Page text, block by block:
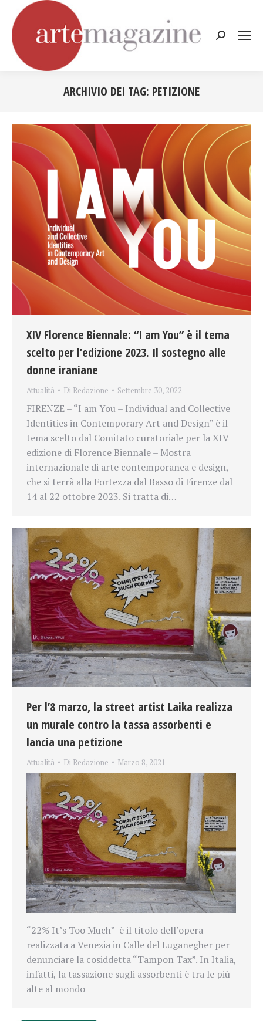
Cerca:
ARCHIVIO DEI TAG: PETIZIONE
XIV Florence Biennale: “I am You” è il tema
scelto per l’edizione 2023. Il sostegno alle
donne iraniane
Attualità Di Redazione Settembre 30, 2022
FIRENZE – “I am You – Individual and Collective
Identities in Contemporary Art and Design” è il
tema scelto dal Comitato curatoriale per la XIV
edizione di Florence Biennale – Mostra
internazionale di arte contemporanea e design,
che si terrà alla Fortezza dal Basso di Firenze dal
14 al 22 ottobre 2023. Si tratta di…
Per l’8 marzo, la street artist Laika realizza
un murale contro la tassa assorbenti e
lancia una petizione
Attualità Di Redazione Marzo 8, 2021
“22% It’s Too Much” è il titolo dell’opera
realizzata a Venezia in Calle del Luganegher per
denunciare la cosiddetta “Tampon Tax”. In Italia,
infatti, la tassazione sugli assorbenti è tra le più
alte al mondo